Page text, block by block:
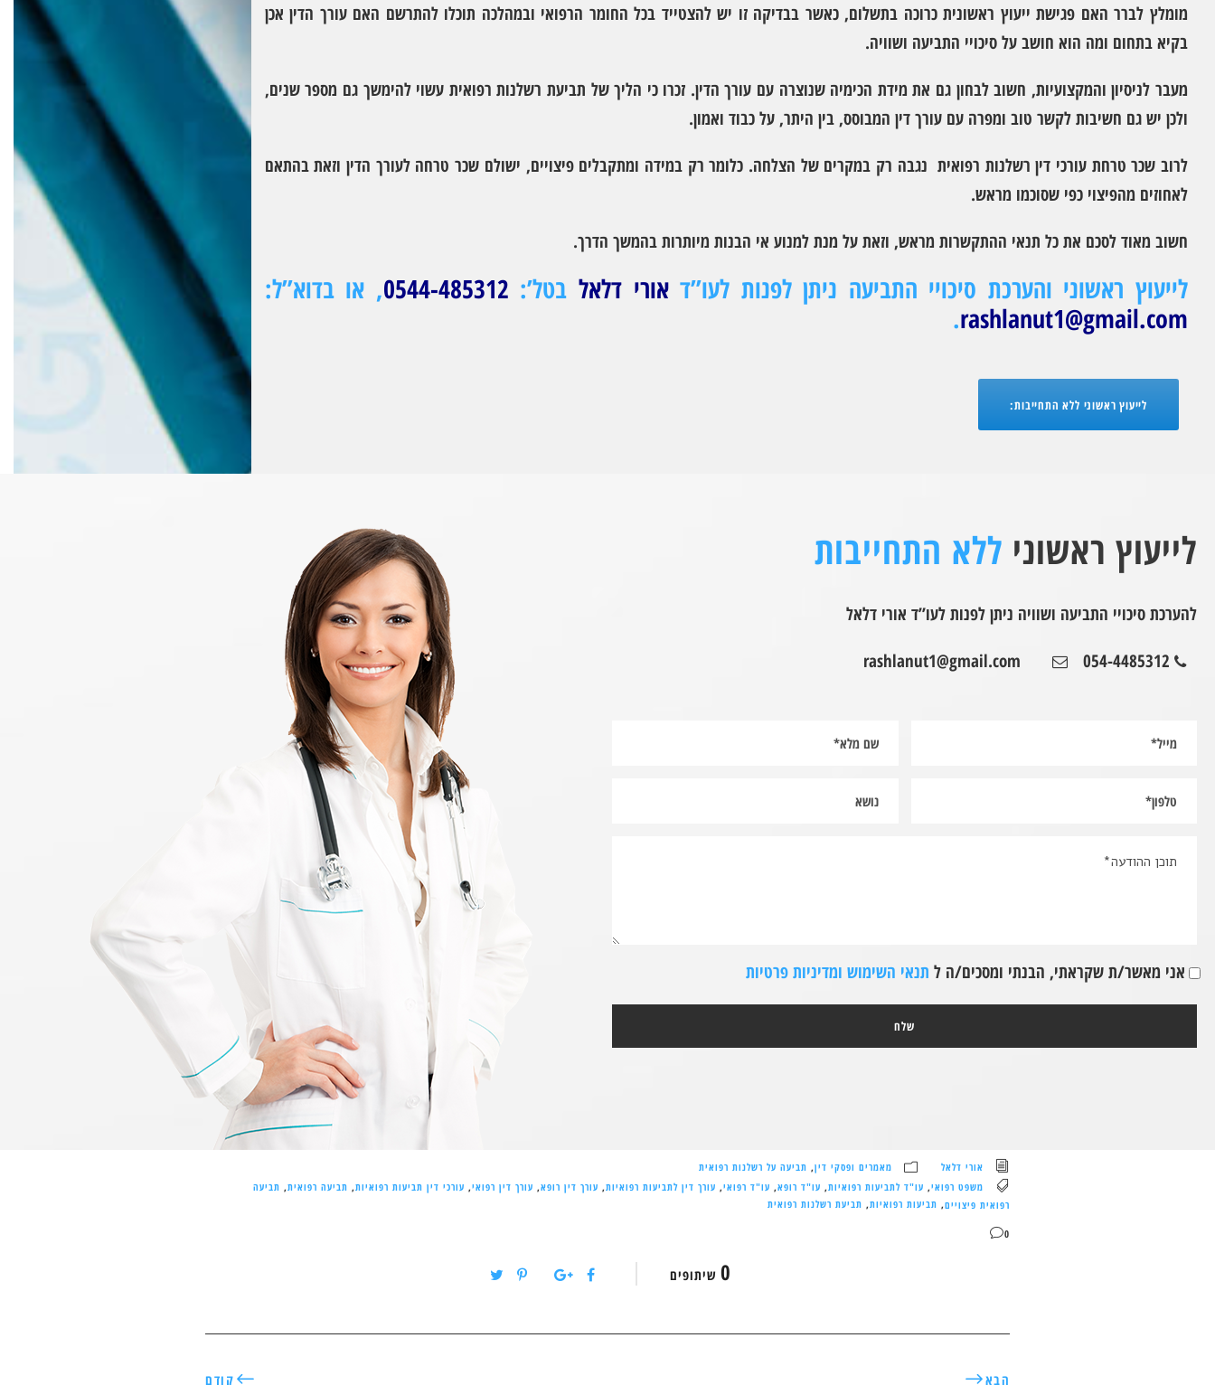
מומלץ לברר האם פגישת ייעוץ ראשונית כרוכה בתשלום, כאשר בבדיקה זו יש להצטייד בכל החומר הרפואי ובמהלכה תוכלו להתרשם האם עורך הדין אכן
בקיא בתחום ומה הוא חושב על סיכויי התביעה ושוויה.
מעבר לניסיון והמקצועיות, חשוב לבחון גם את מידת הכימיה שנוצרה עם עורך הדין. זכרו כי הליך של תביעת רשלנות רפואית עשוי להימשך גם מספר שנים,
ולכן יש גם חשיבות לקשר טוב ומפרה עם עורך דין המבוסס, בין היתר, על כבוד ואמון.
לרוב שכר טרחת עורכי דין רשלנות רפואית נגבה רק במקרים של הצלחה. כלומר רק במידה ומתקבלים פיצויים, ישולם שכר טרחה לעורך הדין וזאת בהתאם
לאחוזים מהפיצוי כפי שסוכמו מראש.
חשוב מאוד לסכם את כל תנאי ההתקשרות מראש, וזאת על מנת למנוע אי הבנות מיותרות בהמשך הדרך.
לייעוץ ראשוני והערכת סיכויי התביעה ניתן לפנות לעו”דאורי דלאלבטל’: 0544-485312, או בדוא”ל:
rashlanut1@gmail.com
.
לייעוץ ראשוני ללא התחייבות:
לייעוץ ראשוני ללא התחייבות
להערכת סיכויי התביעה ושוויה ניתן לפנות לעו”ד אורי דלאל
rashlanut1@gmail.com
אני מאשר/ת שקראתי, הבנתי ומסכים/ה ל תנאי השימוש ומדיניות פרטיות
אורי דלאל מאמרים ופסקי דין, תביעה על רשלנות רפואית
משפט רפואי, עו"ד לתביעות רפואיות, עו"ד רופא, עו"ד רפואי, עורך דין לתביעות רפואיות, עורך דין רופא, עורך דין רפואי, עורכי דין תביעות רפואיות, תביעה רפואית, תביעה
רפואית פיצויים, תביעות רפואיות, תביעת רשלנות רפואית
0
0 שיתופים
קודם הבא